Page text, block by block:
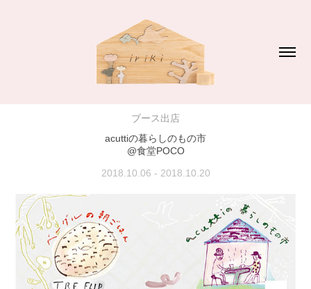
ブース出店
acuttiの暮らしのもの市
@食堂POCO
2018.10.06 - 2018.10.20